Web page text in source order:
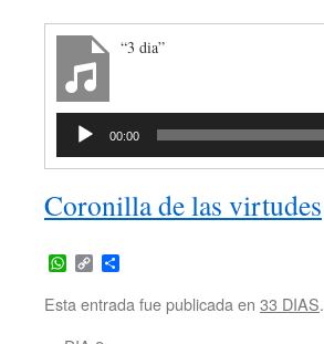
“3 dia”
Reproductor
audio
00:00
Coronilla de las virtudes
WhatsApp
Copy
Esta entrada fue publicada en 33 DIAS.